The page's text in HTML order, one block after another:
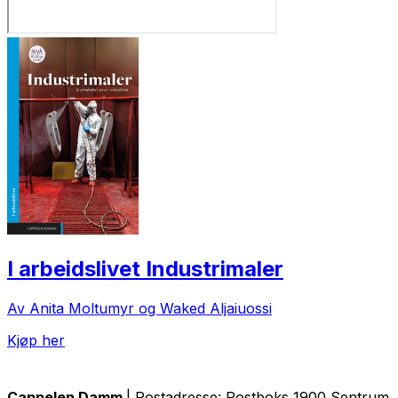
I arbeidslivet Industrimaler
Av Anita Moltumyr og Waked Aljaiuossi
Kjøp her